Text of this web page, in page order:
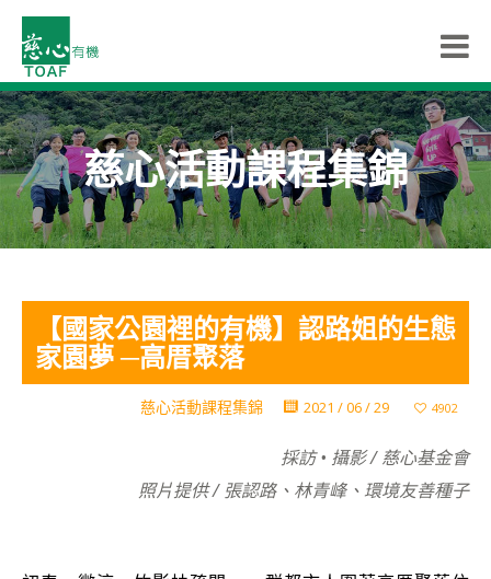
慈心活動課程集錦
【國家公園裡的有機】認路姐的生態
家園夢 ─高厝聚落
慈心活動課程集錦 2021 / 06 / 29 4902
採訪 • 攝影 / 慈心基金會
照片提供 / 張認路、林青峰、環境友善種子